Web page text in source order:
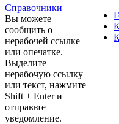
Справочники
Вы можете
сообщить о
нерабочей ссылке
или опечатке.
Выделите
нерабочую ссылку
или текст, нажмите
Shift + Enter и
отправьте
уведомление.